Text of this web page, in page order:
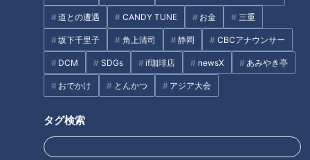
道との遭遇 CANDY TUNE お金 三重
坂下千里子 角上清司 静岡 CBCアナウンサー
DCM SDGs if珈琲店 newsX あみやき亭
おでかけ とんかつ アジア大会
タグ検索